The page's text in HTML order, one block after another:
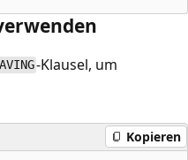
-Klausel, um
Kopieren